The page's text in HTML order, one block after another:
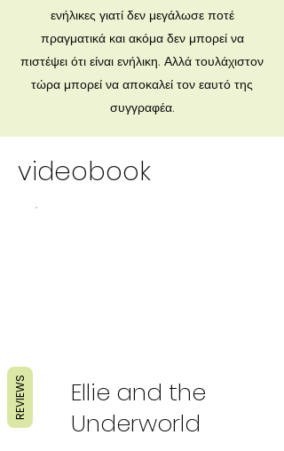
ενήλικες γιατί δεν μεγάλωσε ποτέ
πραγματικά και ακόμα δεν μπορεί να
πιστέψει ότι είναι ενήλικη. Αλλά τουλάχιστον
τώρα μπορεί να αποκαλεί τον εαυτό της
συγγραφέα.
videobook
Ellie and the
Underworld
REVIEWS